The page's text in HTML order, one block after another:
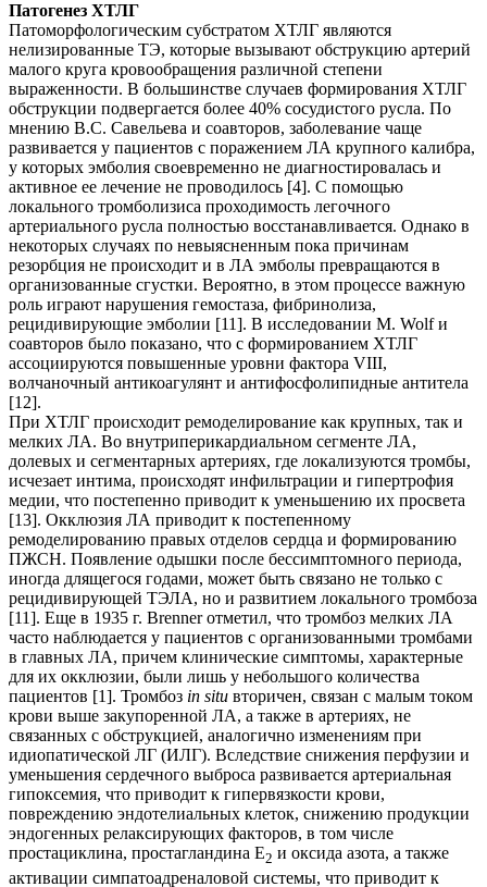
Патогенез ХТЛГ
Патоморфологическим субстратом ХТЛГ являются
нелизированные ТЭ, которые вызывают обструкцию артерий
малого круга кровообращения различной степени
выраженности. В большинстве случаев формирования ХТЛГ
обструкции подвергается более 40% сосудистого русла. По
мнению В.С. Савельева и соавторов, заболевание чаще
развивается у пациентов с поражением ЛА крупного калибра,
у которых эмболия своевременно не диагностировалась и
активное ее лечение не проводилось [4]. С помощью
локального тромболизиса проходимость легочного
артериального русла полностью восстанавливается. Однако в
некоторых случаях по невыясненным пока причинам
резорбция не происходит и в ЛА эмболы превращаются в
организованные сгустки. Вероятно, в этом процессе важную
роль играют нарушения гемостаза, фибринолиза,
рецидивирующие эмболии [11]. В исследовании M. Wolf и
соавторов было показано, что с формированием ХТЛГ
ассоциируются повышенные уровни фактора VIII,
волчаночный антикоагулянт и антифосфолипидные антитела
[12].
При ХТЛГ происходит ремоделирование как крупных, так и
мелких ЛА. Во внутриперикардиальном сегменте ЛА,
долевых и сегментарных артериях, где локализуются тромбы,
исчезает интима, происходят инфильтрации и гипертрофия
медии, что постепенно приводит к уменьшению их просвета
[13]. Окклюзия ЛА приводит к постепенному
ремоделированию правых отделов сердца и формированию
ПЖСН. Появление одышки после бессимптомного периода,
иногда длящегося годами, может быть связано не только с
рецидивирующей ТЭЛА, но и развитием локального тромбоза
[11]. Еще в 1935 г. Brenner отметил, что тромбоз мелких ЛА
часто наблюдается у пациентов с организованными тромбами
в главных ЛА, причем клинические симптомы, характерные
для их окклюзии, были лишь у небольшого количества
пациентов [1]. Тромбоз in situ вторичен, связан с малым током
крови выше закупоренной ЛА, а также в артериях, не
связанных с обструкцией, аналогично изменениям при
идиопатической ЛГ (ИЛГ). Вследствие снижения перфузии и
уменьшения сердечного выброса развивается артериальная
гипоксемия, что приводит к гипервязкости крови,
повреждению эндотелиальных клеток, снижению продукции
эндогенных релаксирующих факторов, в том числе
простациклина, простагландина E2 и оксида азота, а также
активации симпатоадреналовой системы, что приводит к